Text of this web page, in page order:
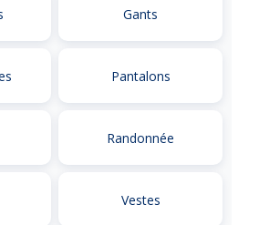
Gants
Pantalons
Randonnée
Vestes